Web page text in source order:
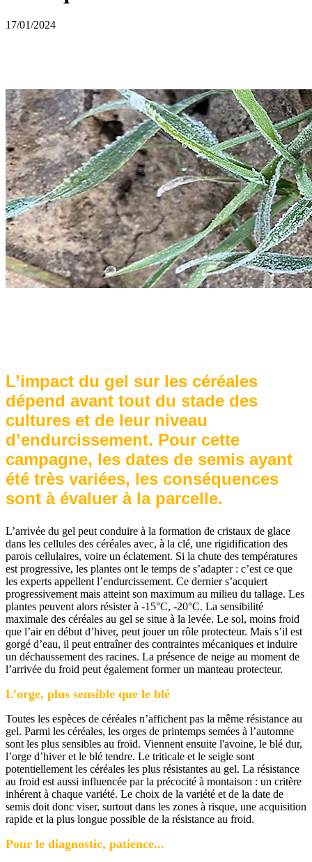
17/01/2024
L’impact du gel sur les céréales
dépend avant tout du stade des
cultures et de leur niveau
d’endurcissement. Pour cette
campagne, les dates de semis ayant
été très variées, les conséquences
sont à évaluer à la parcelle.
L’arrivée du gel peut conduire à la formation de cristaux de glace
dans les cellules des céréales avec, à la clé, une rigidification des
parois cellulaires, voire un éclatement. Si la chute des températures
est progressive, les plantes ont le temps de s’adapter : c’est ce que
les experts appellent l’endurcissement. Ce dernier s’acquiert
progressivement mais atteint son maximum au milieu du tallage. Les
plantes peuvent alors résister à -15°C, -20°C. La sensibilité
maximale des céréales au gel se situe à la levée. Le sol, moins froid
que l’air en début d’hiver, peut jouer un rôle protecteur. Mais s’il est
gorgé d’eau, il peut entraîner des contraintes mécaniques et induire
un déchaussement des racines. La présence de neige au moment de
l’arrivée du froid peut également former un manteau protecteur.
L’orge, plus sensible que le blé
Toutes les espèces de céréales n’affichent pas la même résistance au
gel. Parmi les céréales, les orges de printemps semées à l’automne
sont les plus sensibles au froid. Viennent ensuite l'avoine, le blé dur,
l’orge d’hiver et le blé tendre. Le triticale et le seigle sont
potentiellement les céréales les plus résistantes au gel. La résistance
au froid est aussi influencée par la précocité à montaison : un critère
inhérent à chaque variété. Le choix de la variété et de la date de
semis doit donc viser, surtout dans les zones à risque, une acquisition
rapide et la plus longue possible de la résistance au froid.
Pour le diagnostic, patience...